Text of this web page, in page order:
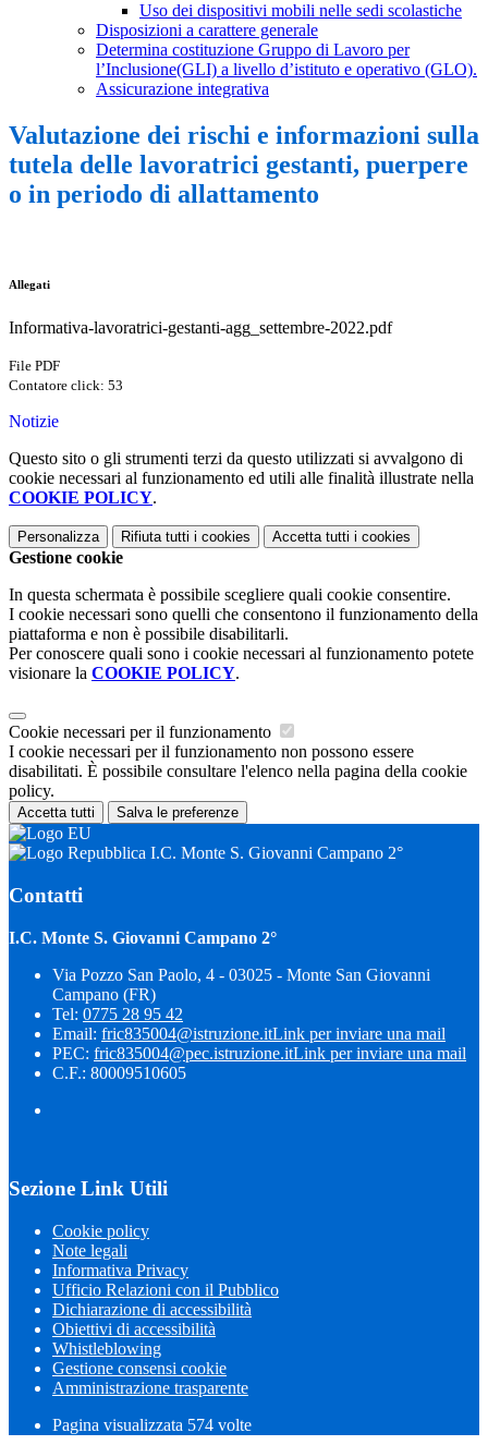
Uso dei dispositivi mobili nelle sedi scolastiche
Disposizioni a carattere generale
Determina costituzione Gruppo di Lavoro per
l’Inclusione(GLI) a livello d’istituto e operativo (GLO).
Assicurazione integrativa
Valutazione dei rischi e informazioni sulla
tutela delle lavoratrici gestanti, puerpere
o in periodo di allattamento
Allegati
Informativa-lavoratrici-gestanti-agg_settembre-2022.pdf
File PDF
Contatore click: 53
Notizie
Questo sito o gli strumenti terzi da questo utilizzati si avvalgono di
cookie necessari al funzionamento ed utili alle finalità illustrate nella
COOKIE POLICY.
Personalizza Rifiuta tutti i cookies Accetta tutti i cookies
Gestione cookie
In questa schermata è possibile scegliere quali cookie consentire.
I cookie necessari sono quelli che consentono il funzionamento della
piattaforma e non è possibile disabilitarli.
Per conoscere quali sono i cookie necessari al funzionamento potete
visionare la COOKIE POLICY.
Cookie necessari per il funzionamento
I cookie necessari per il funzionamento non possono essere
disabilitati. È possibile consultare l'elenco nella pagina della cookie
policy.
Accetta tutti Salva le preferenze
I.C. Monte S. Giovanni Campano 2°
Contatti
I.C. Monte S. Giovanni Campano 2°
Via Pozzo San Paolo, 4 - 03025 - Monte San Giovanni
Campano (FR)
Tel: 0775 28 95 42
Email: fric835004@istruzione.itLink per inviare una mail
PEC: fric835004@pec.istruzione.itLink per inviare una mail
C.F.: 80009510605
Sezione Link Utili
Cookie policy
Note legali
Informativa Privacy
Ufficio Relazioni con il Pubblico
Dichiarazione di accessibilità
Obiettivi di accessibilità
Whistleblowing
Gestione consensi cookie
Amministrazione trasparente
Pagina visualizzata 574 volte